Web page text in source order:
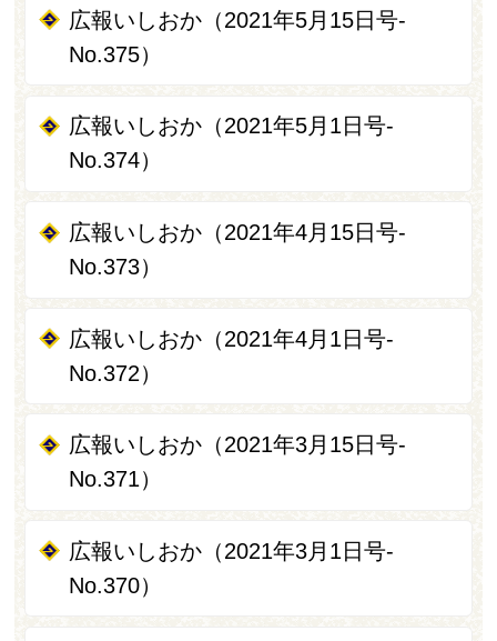
広報いしおか（2021年5月15日号-
No.375）
広報いしおか（2021年5月1日号-
No.374）
広報いしおか（2021年4月15日号-
No.373）
広報いしおか（2021年4月1日号-
No.372）
広報いしおか（2021年3月15日号-
No.371）
広報いしおか（2021年3月1日号-
No.370）